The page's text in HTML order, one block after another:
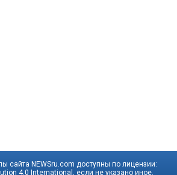
сайта NEWSru.com доступны по лицензии:
4.0 International
, если не указано иное.